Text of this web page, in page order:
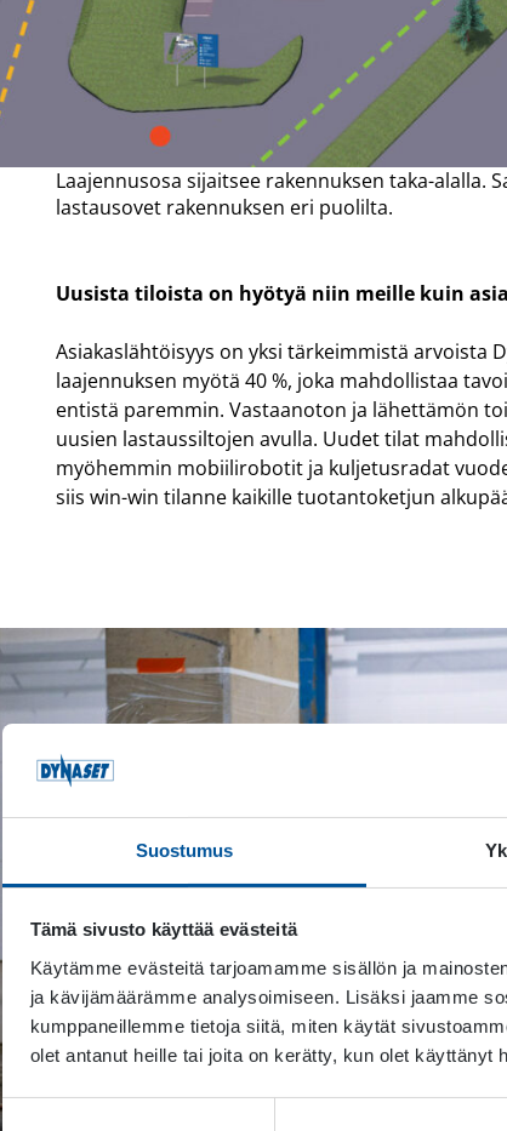
Suostumus
Tämä sivusto käyttää evästeitä
Käytämme evästeitä tarjoamamme sisällön ja
ja kävijämäärämme analysoimiseen. Lisäksi jaamme
kumppaneillemme tietoja siitä, miten käytät
olet antanut heille tai joita on kerätty, kun olet käyttänyt
Suostumuksen
Laajennusosa sijaitsee rakennuksen taka-alalla.
lastausovet rakennuksen eri puolilta.
Uusista tiloista on hyötyä niin meille kuin
Asiakaslähtöisyys on yksi tärkeimmistä arvoista
laajennuksen myötä 40 %, joka mahdollistaa
entistä paremmin. Vastaanoton ja lähettämön
uusien lastaussiltojen avulla. Uudet tilat
myöhemmin mobiilirobotit ja kuljetusradat
siis win-win tilanne kaikille tuotantoketjun